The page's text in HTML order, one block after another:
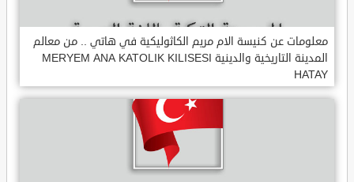
معلومات عن كنيسة الام مريم الكاثوليكية في هاتي .. من معالم
المدينة التاريخية والدينية MERYEM ANA KATOLIK KILISESI
HATAY